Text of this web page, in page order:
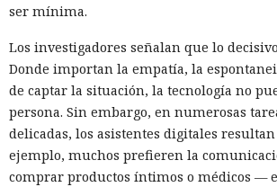
ser mínima.
Los investigadores señalan que lo
Donde importan la empatía, la
de captar la situación, la tecnología no
persona. Sin embargo, en numerosas
delicadas, los asistentes digitales resultan
ejemplo, muchos prefieren la
comprar productos íntimos o médicos —